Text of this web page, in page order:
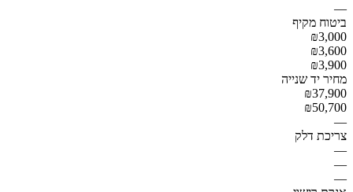
—
ביטוח מקיף
₪3,000
₪3,600
₪3,900
מחיר יד שנייה
₪37,900
₪50,700
—
צריכת דלק
—
—
—